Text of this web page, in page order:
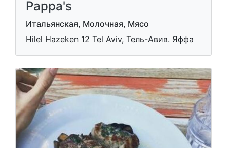
Pappa's
Итальянская, Молочная, Мясо
Hilel Hazeken 12 Tel Aviv, Тель-Авив. Яффа